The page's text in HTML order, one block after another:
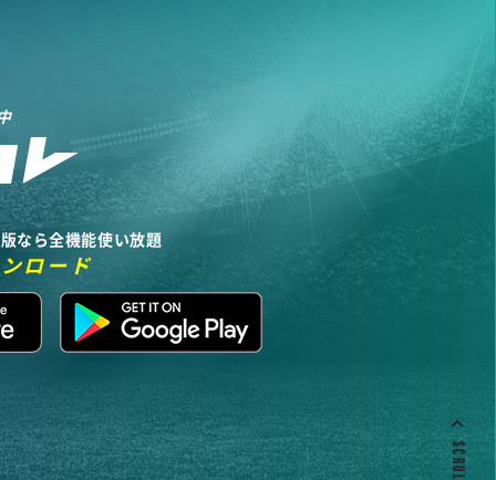
なら全機能使い放題
ロード